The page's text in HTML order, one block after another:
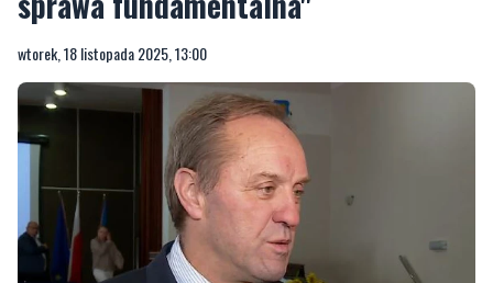
ŹRÓDŁO: TWOJA TELEWIZJA MORSKA (ARCHIWUM)